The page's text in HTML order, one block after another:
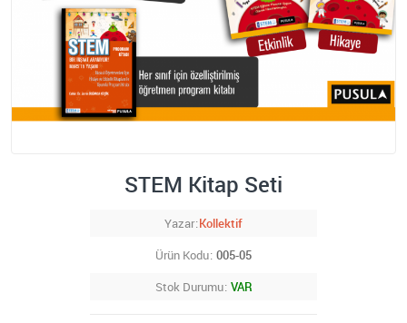
STEM Kitap Seti
Yazar Kollektif
Ürün Kodu 005-05
Stok Durumu VAR